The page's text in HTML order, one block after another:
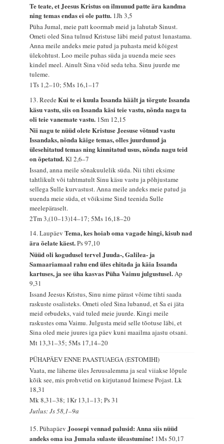
Te teate, et Jeesus Kristus on ilmunud patte ära kandma
ning temas endas ei ole pattu. 1Jh 3,5
Püha Jumal, meie patt koormab meid ja lahutab Sinust.
Ometi oled Sina tulnud Kristuse läbi meid patust lunastama.
Anna meile andeks meie patud ja puhasta meid kõigest
ülekohtust. Loo meile puhas süda ja uuenda meie sees
kindel meel. Ainult Sina võid seda teha. Sinu juurde me
tuleme.
1Ts 1,2–10; 5Ms 16,1–17
13. ReedeKui te ei kuula Issanda häält ja tõrgute Issanda
käsu vastu, siis on Issanda käsi teie vastu, nõnda nagu ta
oli teie vanemate vastu. 1Sm 12,15
Nii nagu te nüüd olete Kristuse Jeesuse võtnud vastu
Issandaks, nõnda käige temas, olles juurdunud ja
ülesehitatud temas ning kinnitatud usus, nõnda nagu teid
on õpetatud.Kl 2,6–7
Issand, anna meile sõnakuulelik süda. Nii tihti eksime
tahtlikult või tahtmatult Sinu käsu vastu ja põhjustame
sellega Sulle kurvastust. Anna meile andeks meie patud ja
uuenda meie süda, et võiksime Sind teenida Sulle
meelepäraselt.
2Tm 3,(10–13)14–17; 5Ms 16,18–20
14. LaupäevTema, kes hoiab oma vagade hingi, kisub nad
ära õelate käest.Ps 97,10
Nüüd oli kogudusel tervel Juuda-, Galilea- ja
Samaariamaal rahu end üles ehitada ja käia Issanda
kartuses, ja see üha kasvas Püha Vaimu julgustusel.Ap
9,31
Issand Jeesus Kristus, Sinu nime pärast võime tihti saada
raskuste osalisteks. Ometi oled Sina lubanud, et Sa ei jäta
meid orbudeks, vaid tuled meie juurde. Kingi meile
raskustes oma Vaimu. Julgusta meid selle tõotuse läbi, et
Sina oled meie juures iga päev kuni maailma ajastu otsani.
Mt 13,31–35; 5Ms 17,14–20
PÜHAPÄEV ENNE PAASTUAEGA (ESTOMIHI)
Vaata, me läheme üles Jeruusalemma ja seal viiakse lõpule
kõik see, mis prohvetid on kirjutanud Inimese Pojast.Lk
18,31
Mk 8,31–38; 1Kr 13,1–13; Ps 31
Jutlus: Js 58,1–9a
15. PühapäevJoosepi vennad palusid: Anna siis nüüd
andeks oma isa Jumala sulaste üleastumine! 1Ms 50,17